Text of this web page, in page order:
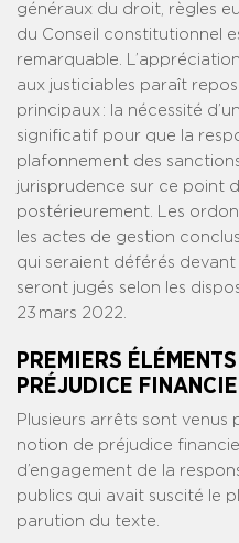
généraux du droit, règles
du Conseil constitutionnel
remarquable.
aux justiciables paraît
principaux : la nécessité
significatif pour que la
plafonnement des
jurisprudence sur ce point
postérieurement. Les
les actes de gestion
qui seraient déférés
seront jugés selon les
23 mars 2022.
PREMIERS
PRÉJUDICE
Plusieurs arrêts sont venus
notion de préjudice
d’engagement de la
publics qui avait suscité le
parution du texte.